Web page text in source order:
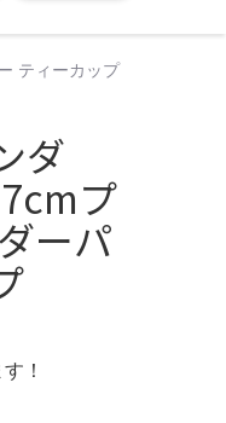
ティーカップ
ダ
プ
ーパ
！